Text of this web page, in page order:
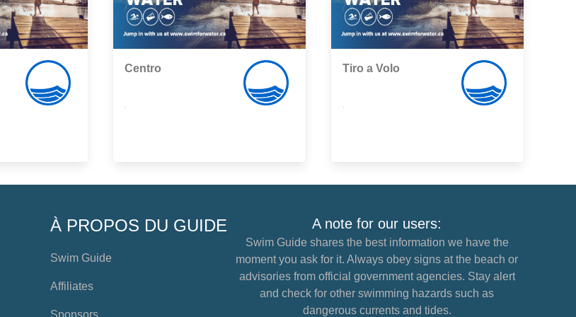
Centro Tiro a Volo
À PROPOS DU GUIDE
Swim Guide
Affiliates
Sponsors
A note for our users:
Swim Guide shares the best information we have the
moment you ask for it. Always obey signs at the beach or
advisories from official government agencies. Stay alert
and check for other swimming hazards such as
dangerous currents and tides.